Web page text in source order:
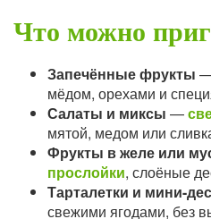
Что можно
Запечённые фрукты
мёдом, орехами и
Салаты и миксы —
мятой, медом или
Фрукты в желе или
прослойки, слоёные
Тарталетки и мини-
свежими ягодами, без